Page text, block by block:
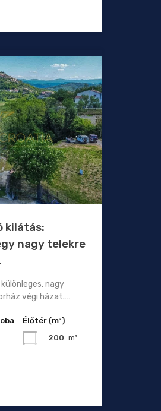
kilátás:
nagy telekre
nagy
végi házat.…
Élőtér (m²)
200 m²